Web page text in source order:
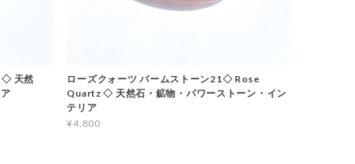
◇ 天然
ローズクォーツ パームストーン21◇ Rose
Quartz ◇ 天然石・鉱物・パワーストーン・イン
テリア
¥4,800